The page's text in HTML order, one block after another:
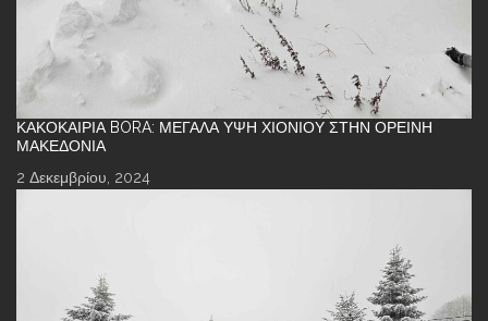
ΚΑΚΟΚΑΙΡΊΑ BORA: ΜΕΓΆΛΑ ΎΨΗ ΧΙΟΝΙΟΎ ΣΤΗΝ ΟΡΕΙΝΉ
ΜΑΚΕΔΟΝΊΑ
2 Δεκεμβρίου, 2024